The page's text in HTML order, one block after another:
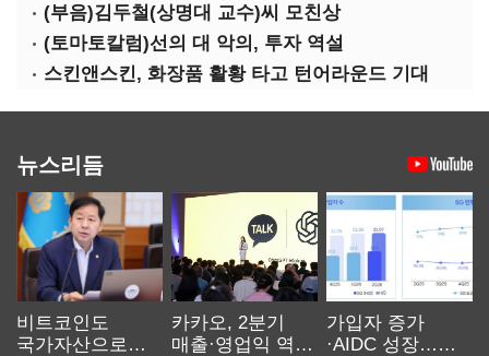
(부음)김두철(상명대 교수)씨 모친상
(토마토칼럼)선의 대 악의, 투자 역설
스킨앤스킨, 화장품 활황 타고 턴어라운드 기대
뉴스리듬
비트코인도
국가자산으로…'
카카오, 2분기
매출·영업익 역대
가입자 증가
·AIDC 성장…